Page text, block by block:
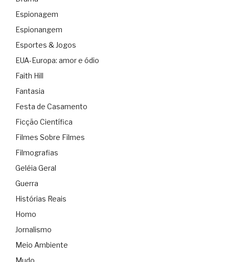
Espionagem
Espionangem
Esportes & Jogos
EUA-Europa: amor e ódio
Faith Hill
Fantasia
Festa de Casamento
Ficção Científica
Filmes Sobre Filmes
Filmografias
Geléia Geral
Guerra
Histórias Reais
Homo
Jornalismo
Meio Ambiente
Mudo